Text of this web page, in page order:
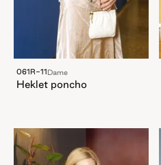
061R-11 Dame
Heklet poncho